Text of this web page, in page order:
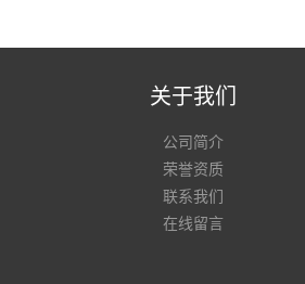
关于我们
公司简介
荣誉资质
联系我们
在线留言